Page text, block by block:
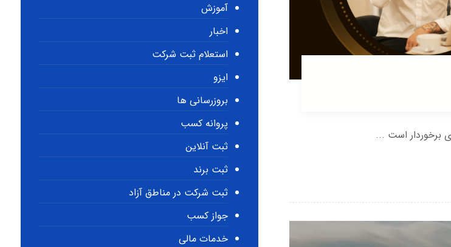
برخوردار است ...
آموزش
اخبار
استعلام ثبت شرکت
ایزو
بروزرسانی ها
پروانه کسب
ثبت آنلاین
ثبت برند
ثبت شرکت در مناطق آزاد
جواز کسب
خدمات مالی